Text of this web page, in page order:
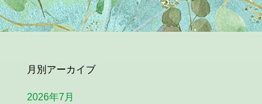
月別アーカイブ
2026年7月